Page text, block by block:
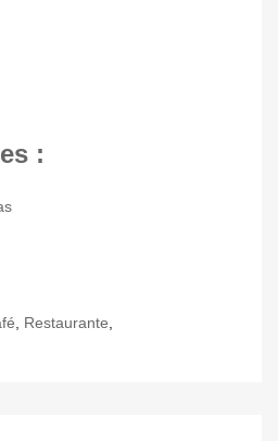
:
Restaurante